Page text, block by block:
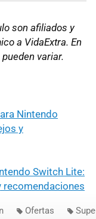
son afiliados y
a VidaExtra. En
variar.
Nintendo
y
Switch Lite:
recomendaciones
Ofertas